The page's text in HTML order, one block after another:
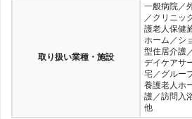
取り扱い業種・施設
一般病院／
／クリニッ
護老人保健
ホーム／シ
型住居介護
デイケアサ
宅／グルー
養護老人ホ
護／訪問入
他